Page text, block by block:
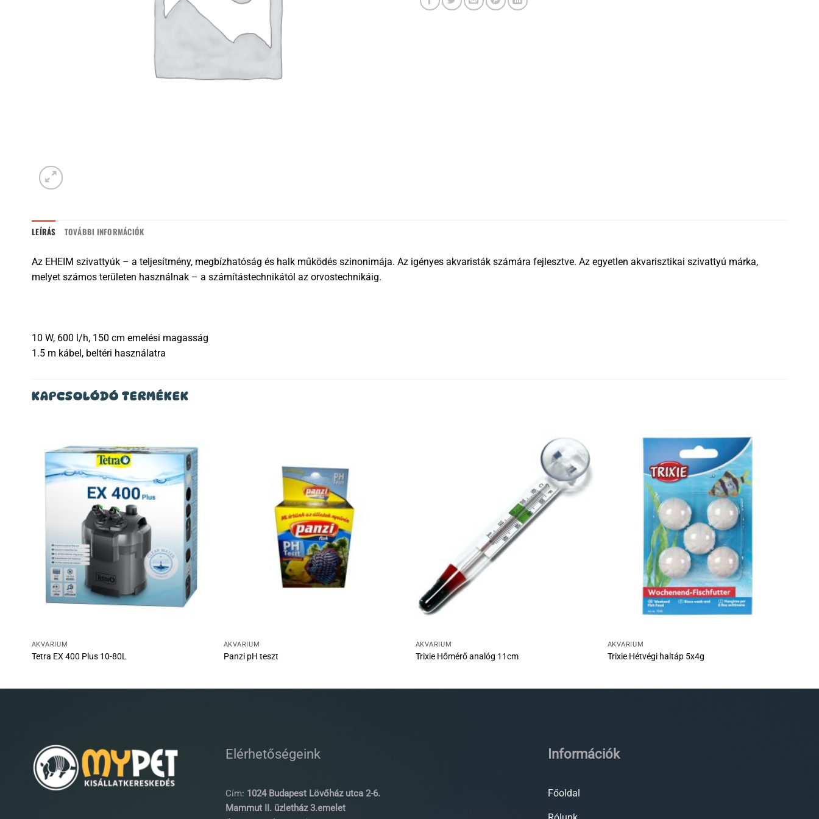
LEÍRÁS TOVÁBBI INFORMÁCIÓK
Az EHEIM szivattyúk – a teljesítmény, megbízhatóság és halk működés szinonimája. Az igényes akvaristák számára fejlesztve. Az egyetlen akvarisztikai szivattyú márka,
melyet számos területen használnak – a számítástechnikától az orvostechnikáig.
10 W, 600 l/h, 150 cm emelési magasság
1.5 m kábel, beltéri használatra
KAPCSOLÓDÓ TERMÉKEK
AKVÁRIUM
Tetra EX 400 Plus 10-80L
AKVÁRIUM
Panzi pH teszt
AKVÁRIUM
Trixie Hőmérő analóg 11cm
AKVÁRIUM
Trixie Hétvégi haltáp 5x4g
Elérhetőségeink
Cím: 1024 Budapest Lövőház utca 2-6.
Mammut II. üzletház 3.emelet
Információk
Főoldal